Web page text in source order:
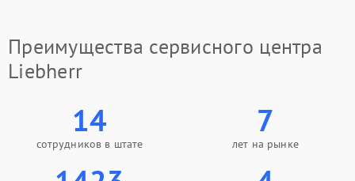
Преимущества сервисного центра
Liebherr
14
сотрудников в штате
7
лет на рынке